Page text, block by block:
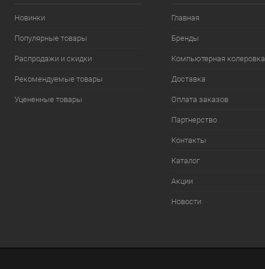
Новинки
Популярные товары
Распродажи и скидки
Рекомендуемые товары
Уцененные товары
Главная
Бренды
Компьютерная колеровка
Доставка
Оплата заказов
Партнерство
Контакты
Каталог
Акции
Новости